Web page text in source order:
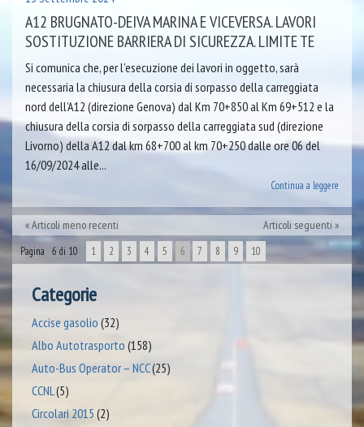
A12 BRUGNATO-DEIVA MARINA E VICEVERSA. LAVORI
SOSTITUZIONE BARRIERA DI SICUREZZA. LIMITE TE
Si comunica che, per l’esecuzione dei lavori in oggetto, sarà
necessaria la chiusura della corsia di sorpasso della carreggiata
nord dell’A12 (direzione Genova) dal Km 70+850 al Km 69+512 e la
chiusura della corsia di sorpasso della carreggiata sud (direzione
Livorno) della A12 dal km 68+700 al km 70+250 dalle ore 06 del
16/09/2024 alle...
Continua a leggere
Articoli meno recenti Articoli seguenti
Pagina 6 di 10 1 2 3 4 5 6 7 8 9 10
Categorie
Accise gasolio (32)
Albo Autotrasporto (158)
Auto-Bus Operator – NCC(25)
CCNL(5)
Circolari 2015 (2)